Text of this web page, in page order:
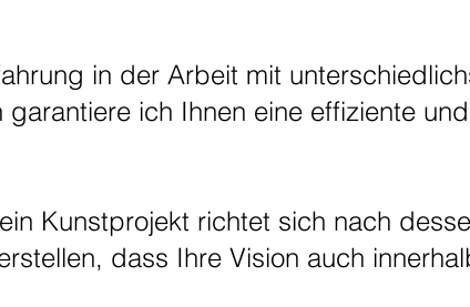
in der Arbeit mit
garantiere ich Ihnen eine effiziente
Kunstprojekt richtet sich nach
dass Ihre Vision auch